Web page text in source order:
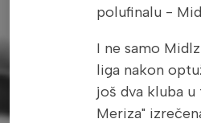
polufinalu -
I ne samo
liga nakon
još dva kluba u
Meriza"